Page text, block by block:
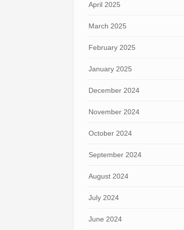
April 2025
March 2025
February 2025
January 2025
December 2024
November 2024
October 2024
September 2024
August 2024
July 2024
June 2024